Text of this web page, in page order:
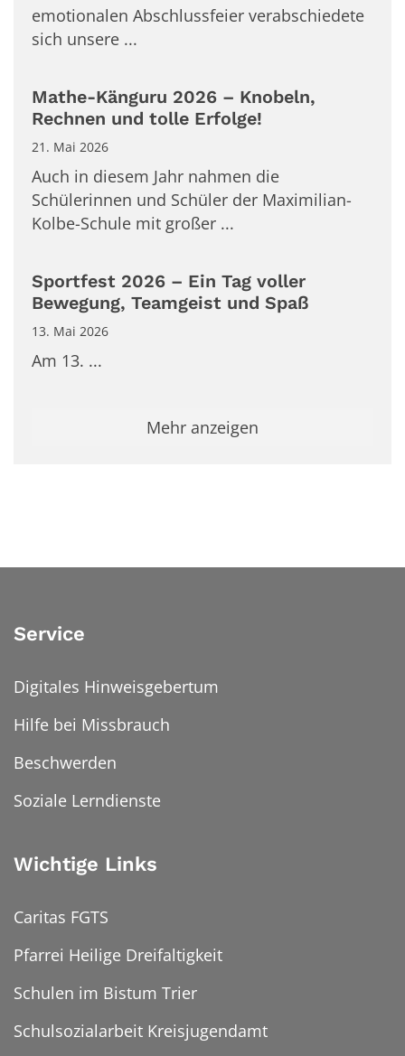
emotionalen Abschlussfeier verabschiedete
sich unsere ...
Mathe-Känguru 2026 – Knobeln,
Rechnen und tolle Erfolge!
21. Mai 2026
Auch in diesem Jahr nahmen die
Schülerinnen und Schüler der Maximilian-
Kolbe-Schule mit großer ...
Sportfest 2026 – Ein Tag voller
Bewegung, Teamgeist und Spaß
13. Mai 2026
Am 13. ...
Mehr anzeigen
Service
Digitales Hinweisgebertum
Hilfe bei Missbrauch
Beschwerden
Soziale Lerndienste
Wichtige Links
Caritas FGTS
Pfarrei Heilige Dreifaltigkeit
Schulen im Bistum Trier
Schulsozialarbeit Kreisjugendamt